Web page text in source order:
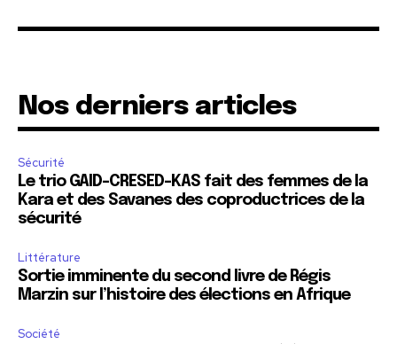
Nos derniers articles
Sécurité
Le trio GAID-CRESED-KAS fait des femmes de la
Kara et des Savanes des coproductrices de la
sécurité
Littérature
Sortie imminente du second livre de Régis
Marzin sur l’histoire des élections en Afrique
Société